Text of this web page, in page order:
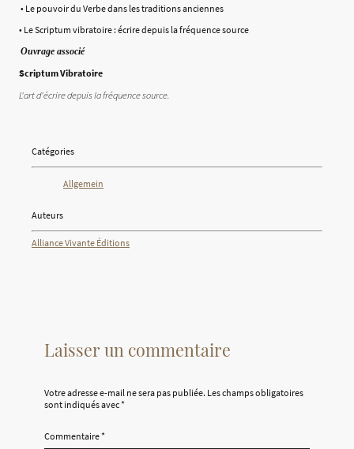
• Le pouvoir du Verbe dans les traditions anciennes
• Le Scriptum vibratoire : écrire depuis la fréquence source
Ouvrage associé
Scriptum Vibratoire
L'art d'écrire depuis la fréquence source.
Catégories
Allgemein
Auteurs
Alliance Vivante Éditions
Laisser un commentaire
Votre adresse e-mail ne sera pas publiée. Les champs obligatoires
sont indiqués avec*
Commentaire*